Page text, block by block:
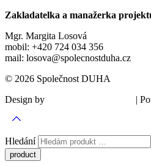
Zakladatelka a manažerka
Mgr. Margita Losová
mobil: +420 724 034 356
mail: losova@spolecnostduha.cz
© 2026 Společnost DUHA
Design by
|
Hledání